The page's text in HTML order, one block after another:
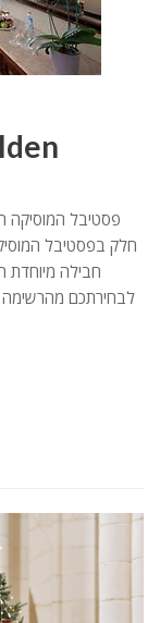
פסטיבל המוסיקה
חבילה מיוחדת
לבחירתכם מהרשימה